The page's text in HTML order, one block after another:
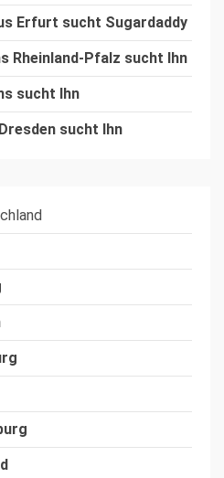
Erfurt sucht Sugardaddy
Rheinland-Pfalz sucht Ihn
sucht Ihn
sucht Ihn